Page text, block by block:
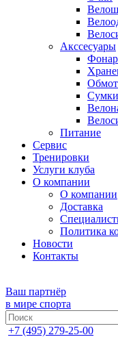
Акссесуары
Питание
Сервис
Тренировки
Услуги клуба
О компании
О компании
Доставка
Политика
Новости
Контакты
Ваш партнёр
в мире спорта
+7 (495) 279-25-00